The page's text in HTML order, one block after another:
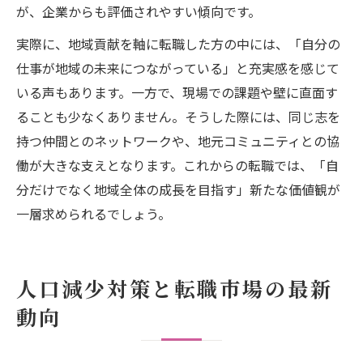
が、企業からも評価されやすい傾向です。
実際に、地域貢献を軸に転職した方の中には、「自分の
仕事が地域の未来につながっている」と充実感を感じて
いる声もあります。一方で、現場での課題や壁に直面す
ることも少なくありません。そうした際には、同じ志を
持つ仲間とのネットワークや、地元コミュニティとの協
働が大きな支えとなります。これからの転職では、「自
分だけでなく地域全体の成長を目指す」新たな価値観が
一層求められるでしょう。
人口減少対策と転職市場の最新
動向